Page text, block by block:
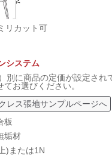
リカット可
システム
別に商品の定価が設定され
お選びください。
レス張地サンプルページへ
板
垢材
)または1N